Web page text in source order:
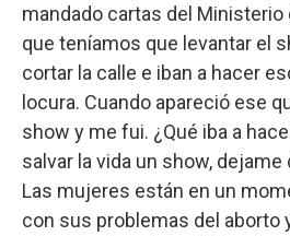
mandado cartas del
que teníamos que levantar el
cortar la calle e iban a hacer
locura. Cuando apareció ese
show y me fui. ¿Qué iba a
salvar la vida un show, dejame
Las mujeres están en un
con sus problemas del aborto